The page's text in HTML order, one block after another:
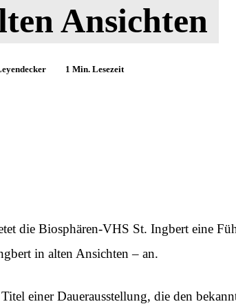
Ansichten
1 Min. Lesezeit
die Biosphären-VHS St. Ingbert eine
in alten Ansichten – an.
einer Dauerausstellung, die den